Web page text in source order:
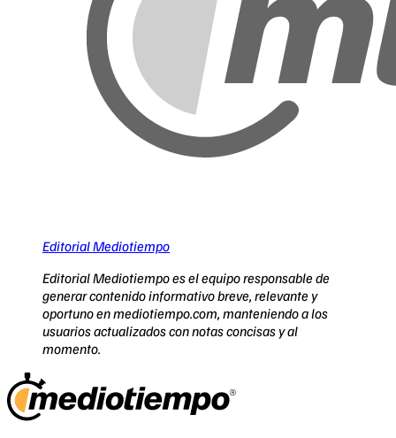
Editorial Mediotiempo
Editorial Mediotiempo es el equipo responsable de
generar contenido informativo breve, relevante y
oportuno en mediotiempo.com, manteniendo a los
usuarios actualizados con notas concisas y al
momento.